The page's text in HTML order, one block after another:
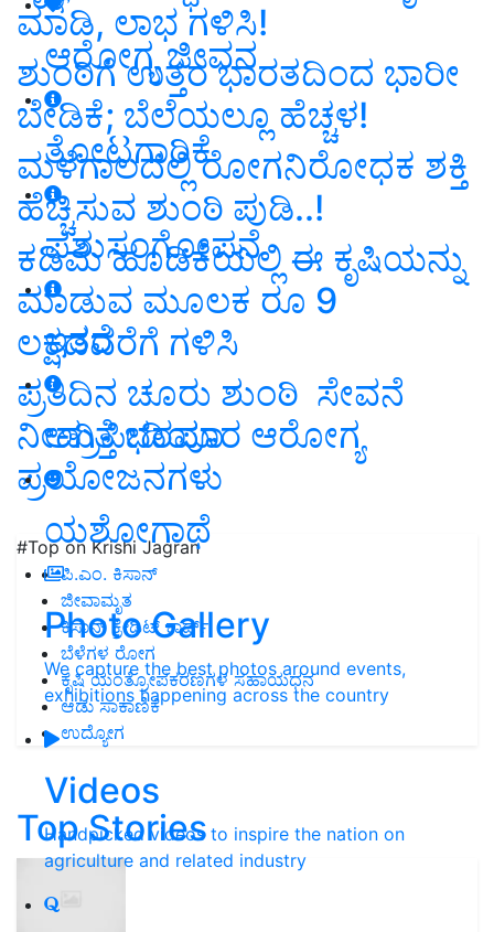
ಆರೋಗ್ಯ ಜೀವನ
ತೋಟಗಾರಿಕೆ
ಪಶುಸಂಗೋಪನೆ
ಇತರೆ
ಅಗ್ರಿಪೀಡಿಯಾ
ಯಶೋಗಾಥೆ
Photo Gallery
We capture the best photos around events,
exhibitions happening across the country
Videos
Handpicked videos to inspire the nation on
agriculture and related industry
ಮಾಡಿ, ಲಾಭ ಗಳಿಸಿ!
ಶುಂಠಿಗೆ ಉತ್ತರ ಭಾರತದಿಂದ ಭಾರೀ
ಬೇಡಿಕೆ; ಬೆಲೆಯಲ್ಲೂ ಹೆಚ್ಚಳ!
ಮಳೆಗಾಲದಲ್ಲಿ ರೋಗನಿರೋಧಕ ಶಕ್ತಿ
ಹೆಚ್ಚಿಸುವ ಶುಂಠಿ ಪುಡಿ..!
ಕಡಿಮೆ ಹೂಡಿಕೆಯಲ್ಲಿ ಈ ಕೃಷಿಯನ್ನು
ಮಾಡುವ ಮೂಲಕ ರೂ 9
ಲಕ್ಷದವರೆಗೆ ಗಳಿಸಿ
ಪ್ರತಿದಿನ ಚೂರು ಶುಂಠಿ ಸೇವನೆ
ನೀಡುತ್ತೆ ಭರಪೂರ ಆರೋಗ್ಯ
ಪ್ರಯೋಜನಗಳು
#Top on Krishi Jagran
ಪಿ.ಎಂ. ಕಿಸಾನ್
ಜೀವಾಮೃತ
ಕಿಸಾನ್ ಕ್ರೇಡಿಟ್ ಕಾರ್ಡ್
ಬೆಳೆಗಳ ರೋಗ
ಕೃಷಿ ಯಂತ್ರೋಪಕರಣಗಳ ಸಹಾಯಧನ
ಆಡು ಸಾಕಾಣಿಕೆ
ಉದ್ಯೋಗ
Top Stories